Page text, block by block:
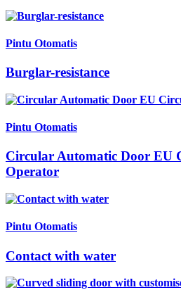
Pintu Otomatis
Burglar-resistance
Pintu Otomatis
Circular Automatic Door EU
Operator
Pintu Otomatis
Contact with water